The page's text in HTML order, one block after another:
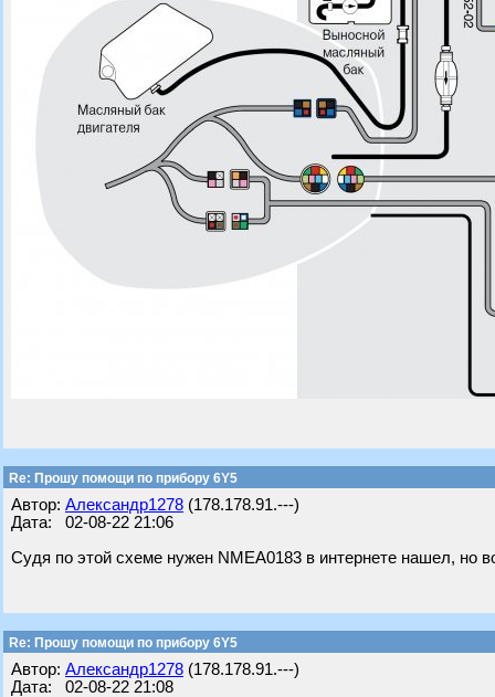
Re: Прошу помощи по прибору 6Y5
Автор: Александр1278 (178.178.91.---)
Дата: 02-08-22 21:06
Судя по этой схеме нужен NMEA0183 в интернете нашел, но
Re: Прошу помощи по прибору 6Y5
Автор: Александр1278 (178.178.91.---)
Дата: 02-08-22 21:08